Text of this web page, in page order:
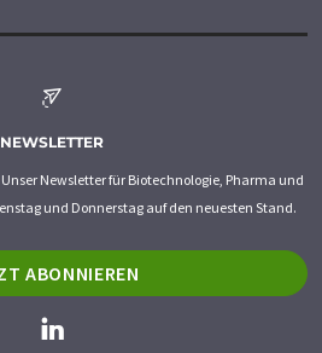
NEWSLETTER
Newsletter für Biotechnologie, Pharma und
und Donnerstag auf den neuesten Stand.
ABONNIEREN